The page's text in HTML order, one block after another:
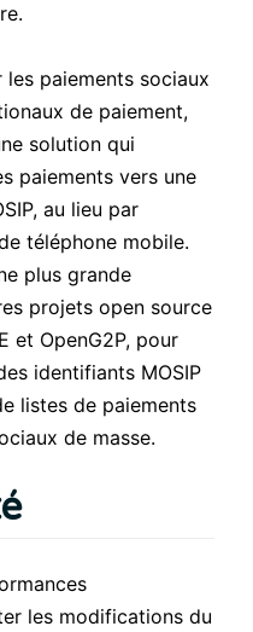
paiements sociaux
de paiement,
solution qui
paiements vers une
au lieu par
téléphone mobile.
plus grande
projets open source
et OpenG2P, pour
identifiants MOSIP
listes de paiements
de masse.
les modifications du